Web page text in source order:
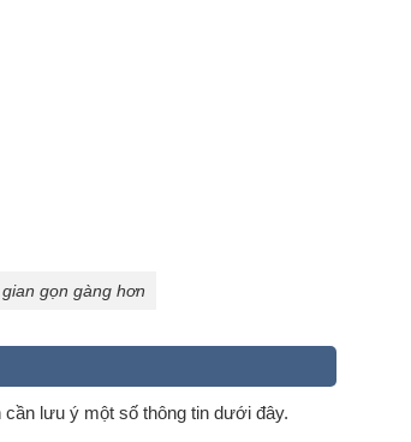
gọn gàng hơn
lưu ý một số thông tin dưới đây.